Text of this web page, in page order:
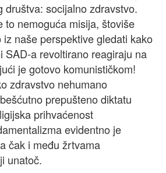
društva: socijalno zdravstvo.
to nemoguća misija, štoviše
naše perspektive gledati kako
SAD-a revoltirano reagiraju na
je gotovo komunističkom!
zdravstvo nehumano
prepušteno diktatu
prihvaćenost
evidentno je
čak i među žrtvama
unatoč.